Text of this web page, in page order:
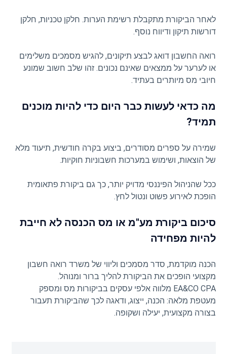
לאחר הביקורת מתקבלת רשימת הערות. חלקן טכניות, חלקן
דורשות תיקון ודיווח נוסף.
רואה החשבון דואג לבצע תיקונים, להגיש מסמכים משלימים
או לערער על ממצאים שאינם נכונים. זהו שלב חשוב שמונע
חיובי מס מיותרים בעתיד.
מה כדאי לעשות כבר היום כדי להיות מוכנים
תמיד?
שמירה על ספרים מסודרים, ביצוע בקרה חודשית, תיעוד מלא
של הוצאות, ושימוש במערכות חשבוניות חוקיות.
ככל שהניהול הפיננסי מדויק יותר, כך גם ביקורת פתאומית
הופכת לאירוע פשוט ונטול לחץ.
סיכום ביקורת מע"מ או מס הכנסה לא חייבת
להיות מפחידה
הכנה מוקדמת, סדר מסמכים וליווי של משרד רואה חשבון
מקצועי הופכים את הביקורת להליך ברור ומנוהל.
EA&CO CPA מלווה אלפי עסקים בביקורות מס ומספק
מעטפת מלאה: הכנה, ייצוג, ודאגה לכך שהביקורת תעבור
בצורה מקצועית, יעילה ושקופה.